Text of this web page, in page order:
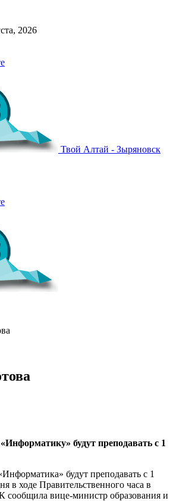
2026
Твой Алтай - Зыряновск
будут преподавать с 1
будут преподавать с 1
в ходе Правительственного часа в
сообщила вице-министр образования и